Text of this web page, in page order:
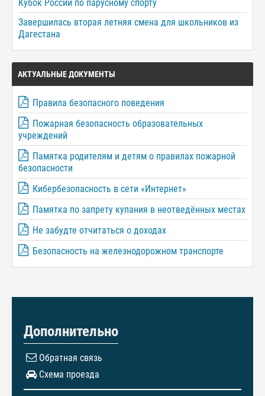
Кубок России по парусному спорту
Завершилась вторая летняя смена для школьников из
Дагестана
АКТУАЛЬНЫЕ ДОКУМЕНТЫ
Правила безопасного поведения
Пожарная безопасность образовательных
учреждений
Памятка родителям и детям о правилах пожарной
безопасности
Кибербезопасность в сети «Интернет»
Памятка по запрету купания в неотведённых местах
Не забудте отчитаться о доходах
Безопасность на железнодорожном транспорте
Дополнительно
Обратная связь
Схема проезда